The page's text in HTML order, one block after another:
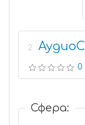
2
0
Сфера: